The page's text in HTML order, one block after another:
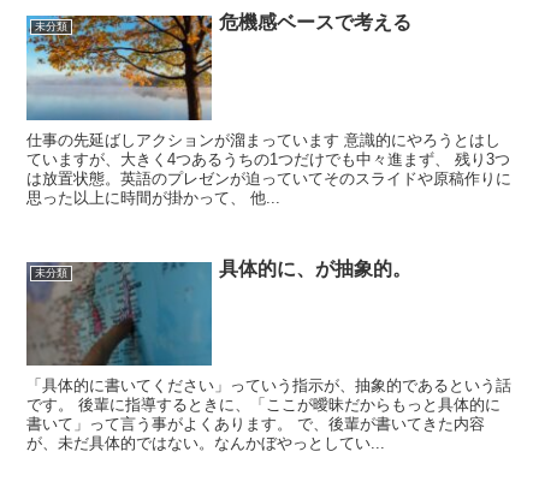
未分類 危機感ベースで考える
仕事の先延ばしアクションが溜まっています 意識的にやろうとはし
ていますが、大きく4つあるうちの1つだけでも中々進まず、 残り3つ
は放置状態。英語のプレゼンが迫っていてそのスライドや原稿作りに
思った以上に時間が掛かって、 他...
未分類 具体的に、が抽象的。
「具体的に書いてください」っていう指示が、抽象的であるという話
です。 後輩に指導するときに、「ここが曖昧だからもっと具体的に
書いて」って言う事がよくあります。 で、後輩が書いてきた内容
が、未だ具体的ではない。なんかぼやっとしてい...